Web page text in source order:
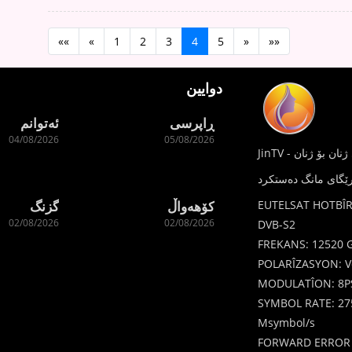
«« « 1 2 3 4 5 » »»
EUTELSAT
DVB-S2
FREKANS: 12520
POLARÎZASYON:
MODULATÎON:
SYMBOL RATE:
Msymbol/s
FORWARD ERROR
دوایین
ڕاپرسی
05/08/2026
ئەتوانم
04/08/2026
کۆهەواڵ
02/08/2026
گزنگ
02/08/2026